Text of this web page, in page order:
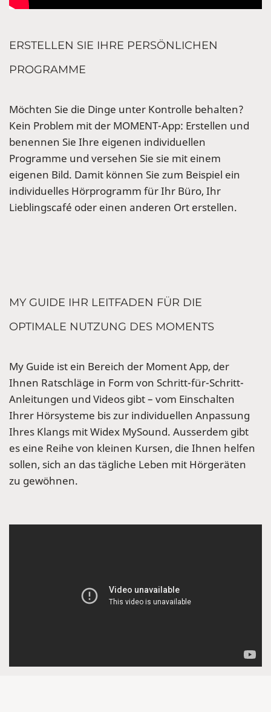
ERSTELLEN SIE IHRE PERSÖNLICHEN
PROGRAMME
Möchten Sie die Dinge unter Kontrolle behalten?
Kein Problem mit der MOMENT-App: Erstellen und
benennen Sie Ihre eigenen individuellen
Programme und versehen Sie sie mit einem
eigenen Bild. Damit können Sie zum Beispiel ein
individuelles Hörprogramm für Ihr Büro, Ihr
Lieblingscafé oder einen anderen Ort erstellen.
MY GUIDE IHR LEITFADEN FÜR DIE
OPTIMALE NUTZUNG DES MOMENTS
My Guide ist ein Bereich der Moment App, der
Ihnen Ratschläge in Form von Schritt-für-Schritt-
Anleitungen und Videos gibt – vom Einschalten
Ihrer Hörsysteme bis zur individuellen Anpassung
Ihres Klangs mit Widex MySound. Ausserdem gibt
es eine Reihe von kleinen Kursen, die Ihnen helfen
sollen, sich an das tägliche Leben mit Hörgeräten
zu gewöhnen.